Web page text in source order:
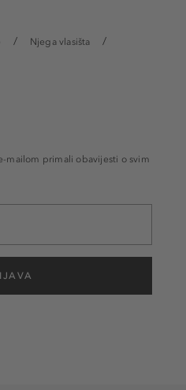
Njega vlasišta
mailom primali obavijesti o svim